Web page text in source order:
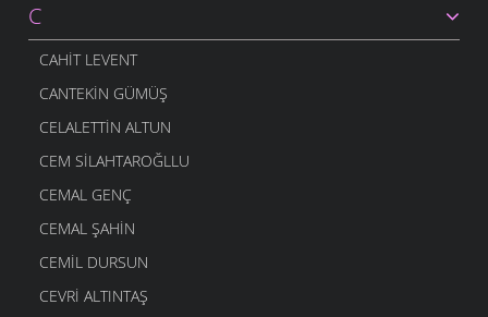
C
CAHIT LEVENT
CANTEKIN GÜMÜŞ
CELALETTIN ALTUN
CEM SILAHTAROĞLLU
CEMAL GENÇ
CEMAL ŞAHIN
CEMIL DURSUN
CEVRI ALTINTAŞ